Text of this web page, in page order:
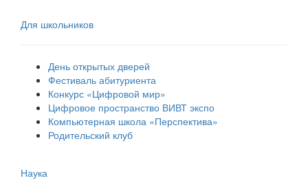
Для школьников
День открытых дверей
Фестиваль абитуриента
Конкурс «Цифровой мир»
Цифровое пространство ВИВТ экспо
Компьютерная школа «Перспектива»
Родительский клуб
Наука